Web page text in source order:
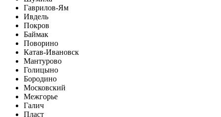
Гаврилов-Ям
Ивдель
Покров
Баймак
Поворино
Катав-Ивановск
Мантурово
Голицыно
Бородино
Московский
Межгорье
Галич
Пласт